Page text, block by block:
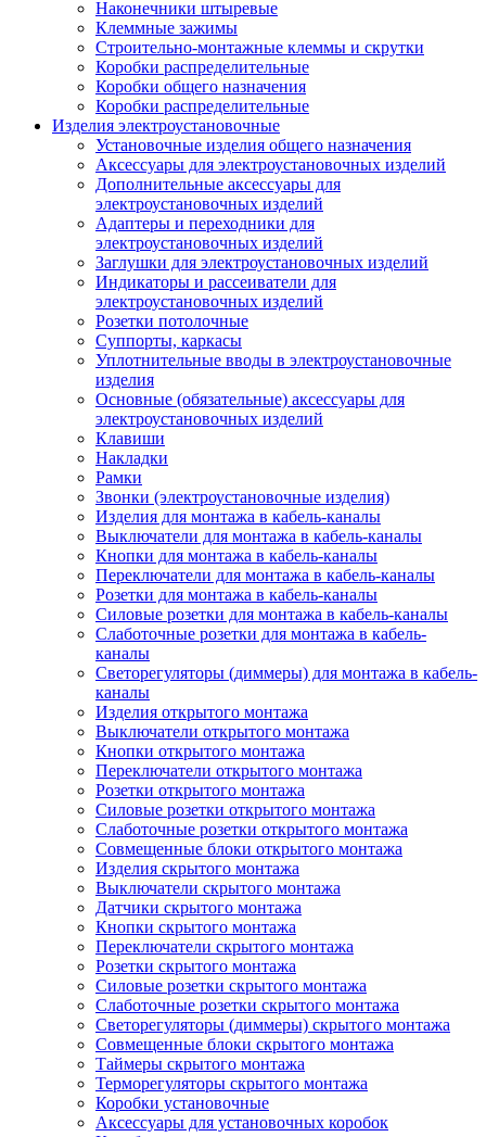
Наконечники штыревые
Клеммные зажимы
Строительно-монтажные клеммы и скрутки
Коробки распределительные
Коробки общего назначения
Коробки распределительные
Изделия электроустановочные
Установочные изделия общего назначения
Аксессуары для электроустановочных изделий
Дополнительные аксессуары для
электроустановочных изделий
Адаптеры и переходники для
электроустановочных изделий
Заглушки для электроустановочных изделий
Индикаторы и рассеиватели для
электроустановочных изделий
Розетки потолочные
Суппорты, каркасы
Уплотнительные вводы в электроустановочные
изделия
Основные (обязательные) аксессуары для
электроустановочных изделий
Клавиши
Накладки
Рамки
Звонки (электроустановочные изделия)
Изделия для монтажа в кабель-каналы
Выключатели для монтажа в кабель-каналы
Кнопки для монтажа в кабель-каналы
Переключатели для монтажа в кабель-каналы
Розетки для монтажа в кабель-каналы
Силовые розетки для монтажа в кабель-каналы
Слаботочные розетки для монтажа в кабель-
каналы
Светорегуляторы (диммеры) для монтажа в кабель-
каналы
Изделия открытого монтажа
Выключатели открытого монтажа
Кнопки открытого монтажа
Переключатели открытого монтажа
Розетки открытого монтажа
Силовые розетки открытого монтажа
Слаботочные розетки открытого монтажа
Совмещенные блоки открытого монтажа
Изделия скрытого монтажа
Выключатели скрытого монтажа
Датчики скрытого монтажа
Кнопки скрытого монтажа
Переключатели скрытого монтажа
Розетки скрытого монтажа
Силовые розетки скрытого монтажа
Слаботочные розетки скрытого монтажа
Светорегуляторы (диммеры) скрытого монтажа
Совмещенные блоки скрытого монтажа
Таймеры скрытого монтажа
Терморегуляторы скрытого монтажа
Коробки установочные
Аксессуары для установочных коробок